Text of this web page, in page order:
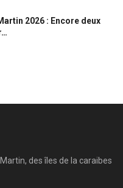
2026 : Encore deux
des îles de la caraibes